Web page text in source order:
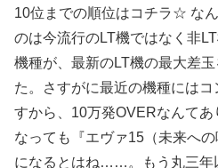
10位までの順位はコチラ☆ な
のは今流行のLT機ではなく非
機種が、最新のLT機の最大差
た。さすがに最近の機種には
すから、10万発OVERなんて
なっても『エヴァ15（未来へ
になるとはね……。もう丸三年